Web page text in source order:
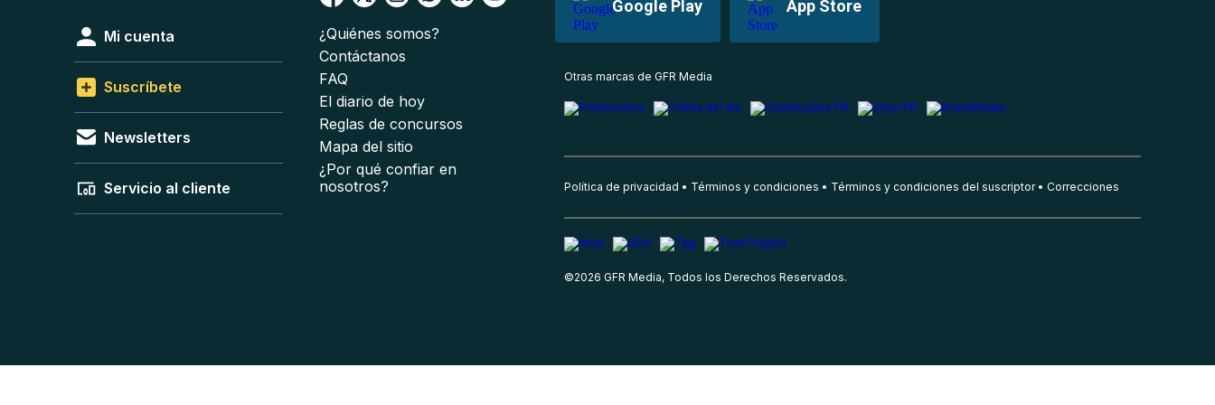
Google Play App Store
Mi cuenta
Suscríbete
Newsletters
Servicio al cliente
¿Quiénes somos?
Contáctanos
FAQ
El diario de hoy
Reglas de concursos
Mapa del sitio
¿Por qué confiar en
nosotros?
Otras marcas de GFR Media
Política de privacidad Términos y condiciones Términos y condiciones del suscriptor Correcciones
©2026 GFR Media, Todos los Derechos Reservados.